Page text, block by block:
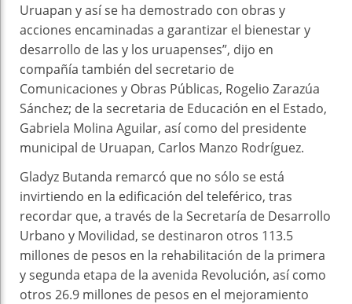
Uruapan y así se ha demostrado con obras y
acciones encaminadas a garantizar el bienestar y
desarrollo de las y los uruapenses”, dijo en
compañía también del secretario de
Comunicaciones y Obras Públicas, Rogelio Zarazúa
Sánchez; de la secretaria de Educación en el Estado,
Gabriela Molina Aguilar, así como del presidente
municipal de Uruapan, Carlos Manzo Rodríguez.
Gladyz Butanda remarcó que no sólo se está
invirtiendo en la edificación del teleférico, tras
recordar que, a través de la Secretaría de Desarrollo
Urbano y Movilidad, se destinaron otros 113.5
millones de pesos en la rehabilitación de la primera
y segunda etapa de la avenida Revolución, así como
otros 26.9 millones de pesos en el mejoramiento